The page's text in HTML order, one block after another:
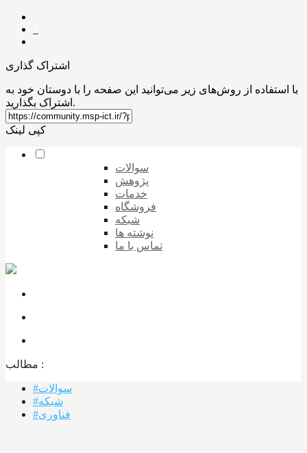
اشتراک گذاری
با استفاده از روش‌های زیر می‌توانید این صفحه را با دوستان خود به
اشتراک بگذارید.
کپی لینک
سوالات
پژوهش
خدمات
فروشگاه
شبکه
نوشته ها
تماس با ما
مطالب :‌
#سوالات
#شبکه
#فناوری